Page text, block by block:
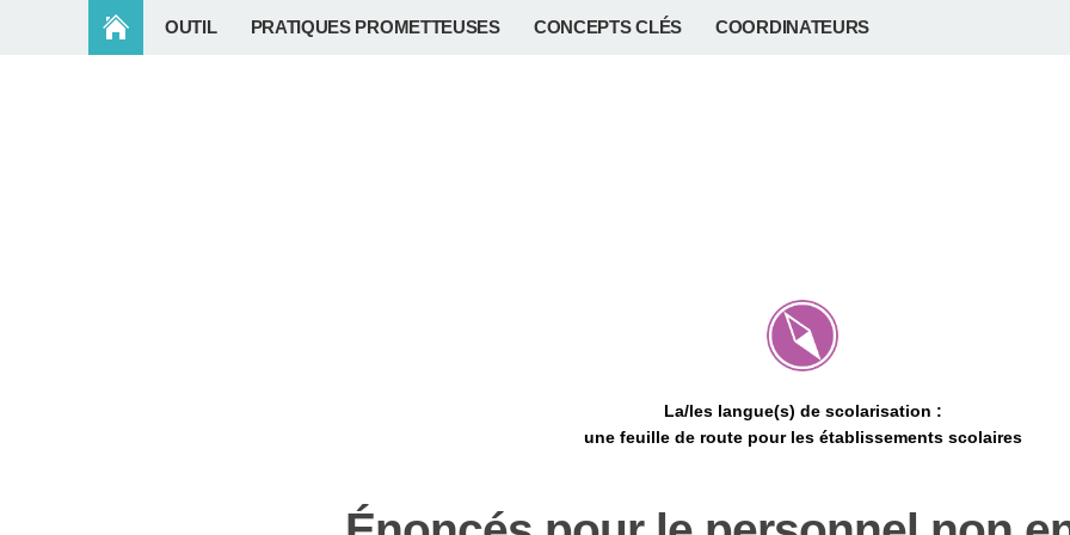
OUTIL PRATIQUES PROMETTEUSES CONCEPTS CLÉS COORDINATEURS
La/les langue(s) de scolarisation :
une feuille de route pour les établissements scolaires